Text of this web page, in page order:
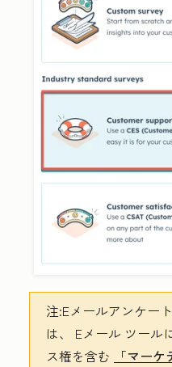
注:Eメールアンケー
は、
Eメール ツール
ス権を含む
「マー